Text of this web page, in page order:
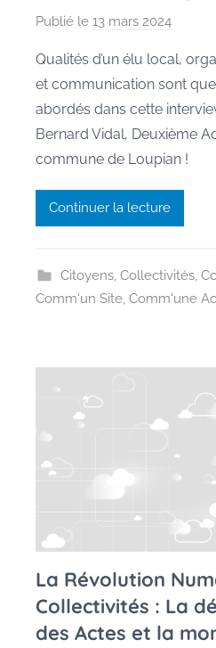
Publié le 13 mars 2024
r
M
a
u
r
e
Qualités d’un élu local,
et communication sont
abordés dans cette
Bernard Vidal, Deuxième
commune de Loupian !
Continuer la lecture
Citoyens, Collectivités,
Comm'un Site, Comm'une
La Révolution
Collectivités : La
des Actes et la